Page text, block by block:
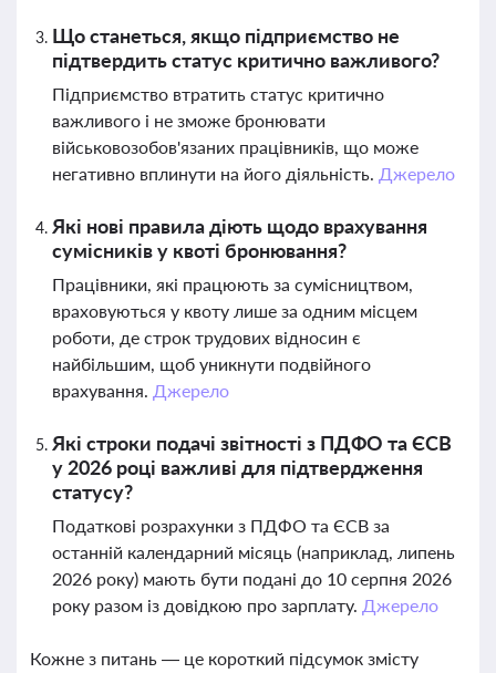
Що станеться, якщо підприємство не
підтвердить статус критично важливого?
Підприємство втратить статус критично
важливого і не зможе бронювати
військовозобов'язаних працівників, що може
негативно вплинути на його діяльність. Джерело
Які нові правила діють щодо врахування
сумісників у квоті бронювання?
Працівники, які працюють за сумісництвом,
враховуються у квоту лише за одним місцем
роботи, де строк трудових відносин є
найбільшим, щоб уникнути подвійного
врахування. Джерело
Які строки подачі звітності з ПДФО та ЄСВ
у 2026 році важливі для підтвердження
статусу?
Податкові розрахунки з ПДФО та ЄСВ за
останній календарний місяць (наприклад, липень
2026 року) мають бути подані до 10 серпня 2026
року разом із довідкою про зарплату. Джерело
Кожне з питань — це короткий підсумок змісту